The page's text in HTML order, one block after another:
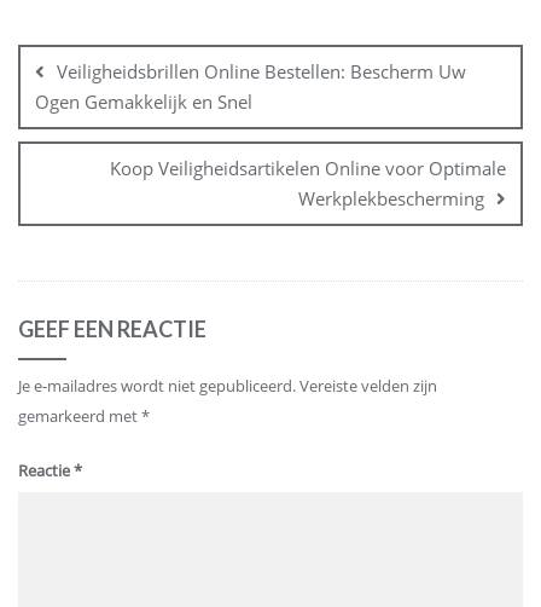
navigatie
Veiligheidsbrillen Online Bestellen: Bescherm Uw
Ogen Gemakkelijk en Snel
Koop Veiligheidsartikelen Online voor Optimale
Werkplekbescherming
GEEF EEN REACTIE
Je e-mailadres wordt niet gepubliceerd.Vereiste velden zijn
gemarkeerd met*
Reactie*